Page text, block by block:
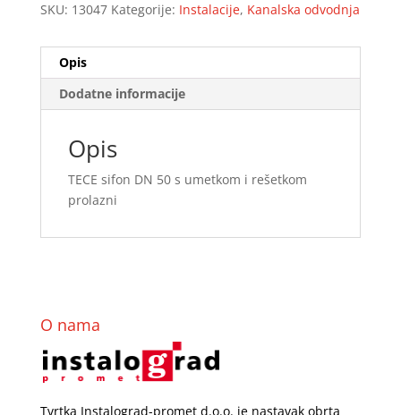
SKU: 13047 Kategorije: Instalacije, Kanalska odvodnja
Opis
Dodatne informacije
Opis
TECE sifon DN 50 s umetkom i rešetkom
prolazni
O nama
Tvrtka Instalograd-promet d.o.o. je nastavak obrta